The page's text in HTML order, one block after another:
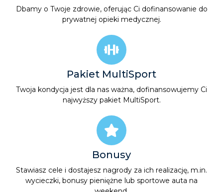
Dbamy o Twoje zdrowie, oferując Ci dofinansowanie do
prywatnej opieki medycznej.
Pakiet MultiSport
Twoja kondycja jest dla nas ważna, dofinansowujemy Ci
najwyższy pakiet MultiSport.
Bonusy
Stawiasz cele i dostajesz nagrody za ich realizację, m.in.
wycieczki, bonusy pieniężne lub sportowe auta na